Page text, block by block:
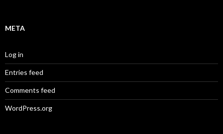
META
Log in
Entries feed
Comments feed
WordPress.org